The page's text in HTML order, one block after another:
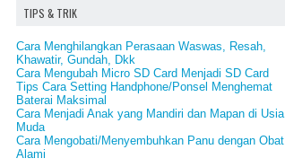
TIPS & TRIK
Cara Menghilangkan Perasaan Waswas, Resah,
Khawatir, Gundah, Dkk
Cara Mengubah Micro SD Card Menjadi SD Card
Tips Cara Setting Handphone/Ponsel Menghemat
Baterai Maksimal
Cara Menjadi Anak yang Mandiri dan Mapan di Usia
Muda
Cara Mengobati/Menyembuhkan Panu dengan Obat
Alami